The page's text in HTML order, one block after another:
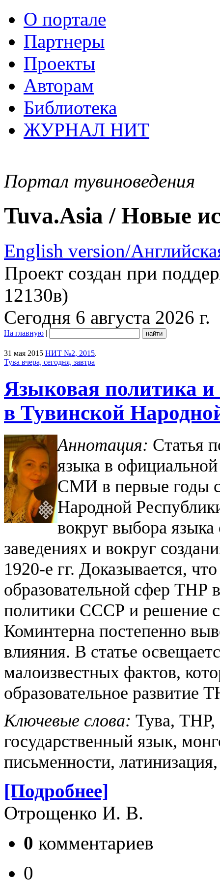
О портале
Партнеры
Проекты
Авторам
Библиотека
ЖУРНАЛ НИТ
Портал тувиноведения
Tuva.Asia / Новые
English version/
Проект создан при
12130в)
Сегодня 6 августа 2026 г.
На главную |
31 мая 2015 НИТ №2, 2015.
Тува вчера, сегодня, завтра
Языковая политика и
в Тувинской
Аннотация: Статья
языка в
СМИ в первые годы
Народной
вокруг выбора
заведениях и вокруг
1920-е гг. Доказывается,
образовательной сфер ТНР
политики СССР и решение
Коминтерна постепенно
влияния. В статье
малоизвестных фактов,
образовательное развитие
Ключевые слова: Тува,
государственный язык,
письменности,
[Подробнее]
Отрощенко И. В.
0 комментариев
0